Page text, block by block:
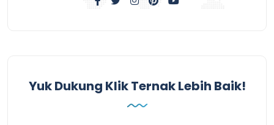
Yuk Dukung Klik Ternak Lebih Baik!